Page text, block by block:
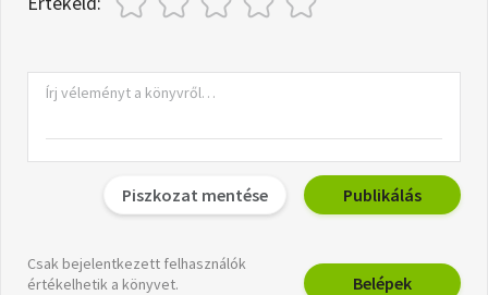
Piszkozat mentése Publikálás
Csak bejelentkezett felhasználók
értékelhetik a könyvet.
Belépek